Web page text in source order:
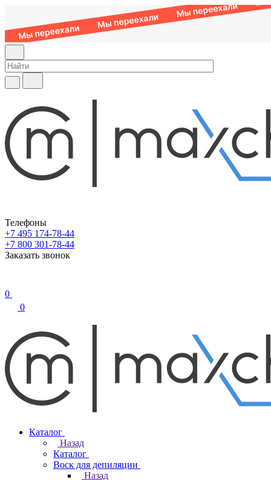
Телефоны
+7 495 174-78-44
+7 800 301-78-44
Заказать звонок
0
0
Каталог
Назад
Каталог
Воск для депиляции
Назад